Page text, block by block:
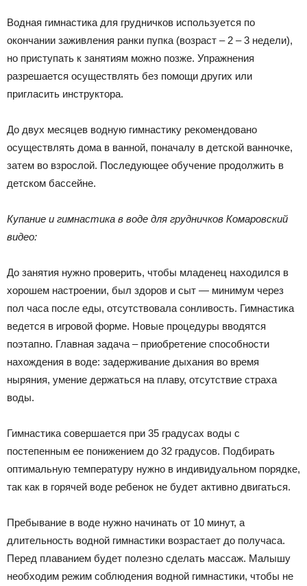
Водная гимнастика для грудничков используется по
окончании заживления ранки пупка (возраст – 2 – 3 недели),
но приступать к занятиям можно позже. Упражнения
разрешается осуществлять без помощи других или
пригласить инструктора.
До двух месяцев водную гимнастику рекомендовано
осуществлять дома в ванной, поначалу в детской ванночке,
затем во взрослой. Последующее обучение продолжить в
детском бассейне.
Купание и гимнастика в воде для грудничков Комаровский
видео:
До занятия нужно проверить, чтобы младенец находился в
хорошем настроении, был здоров и сыт — минимум через
пол часа после еды, отсутствовала сонливость. Гимнастика
ведется в игровой форме. Новые процедуры вводятся
поэтапно. Главная задача – приобретение способности
нахождения в воде: задерживание дыхания во время
ныряния, умение держаться на плаву, отсутствие страха
воды.
Гимнастика совершается при 35 градусах воды с
постепенным ее понижением до 32 градусов. Подбирать
оптимальную температуру нужно в индивидуальном порядке,
так как в горячей воде ребенок не будет активно двигаться.
Пребывание в воде нужно начинать от 10 минут, а
длительность водной гимнастики возрастает до получаса.
Перед плаванием будет полезно сделать массаж. Малышу
необходим режим соблюдения водной гимнастики, чтобы не